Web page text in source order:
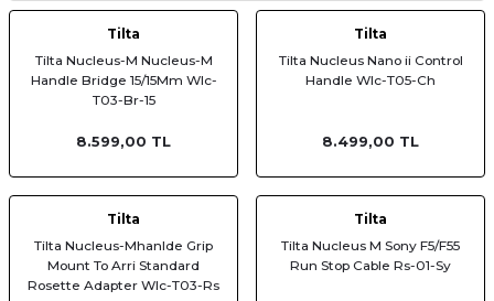
Tilta
Tilta Nucleus-M Nucleus-M
Handle Bridge 15/15Mm Wlc-
T03-Br-15
8.599,00 TL
Tilta
Tilta Nucleus Nano ii Control
Handle Wlc-T05-Ch
8.499,00 TL
Tilta
Tilta Nucleus-Mhanlde Grip
Mount To Arri Standard
Rosette Adapter Wlc-T03-Rs
Tilta
Tilta Nucleus M Sony F5/F55
Run Stop Cable Rs-01-Sy